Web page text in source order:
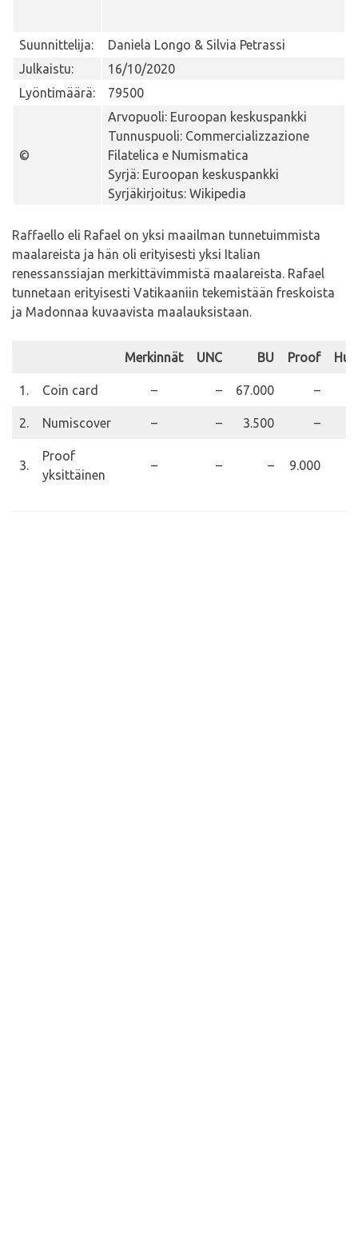
Suunnittelija:
Daniela Longo & Silvia Petrassi
Julkaistu:
16/10/2020
Lyöntimäärä:
79500
©
Arvopuoli: Euroopan keskuspankki
Tunnuspuoli: Commercializzazione
Filatelica e Numismatica
Syrjä: Euroopan keskuspankki
Syrjäkirjoitus: Wikipedia
Raffaello eli Rafael on yksi maailman tunnetuimmista
maalareista ja hän oli erityisesti yksi Italian
renessanssiajan merkittävimmistä maalareista. Rafael
tunnetaan erityisesti Vatikaaniin tekemistään freskoista
ja Madonnaa kuvaavista maalauksistaan.
Merkinnät UNC BU Proof
1. Coin card – – 67.000 –
2. Numiscover – – 3.500 –
3.
Proof
yksittäinen
– – – 9.000